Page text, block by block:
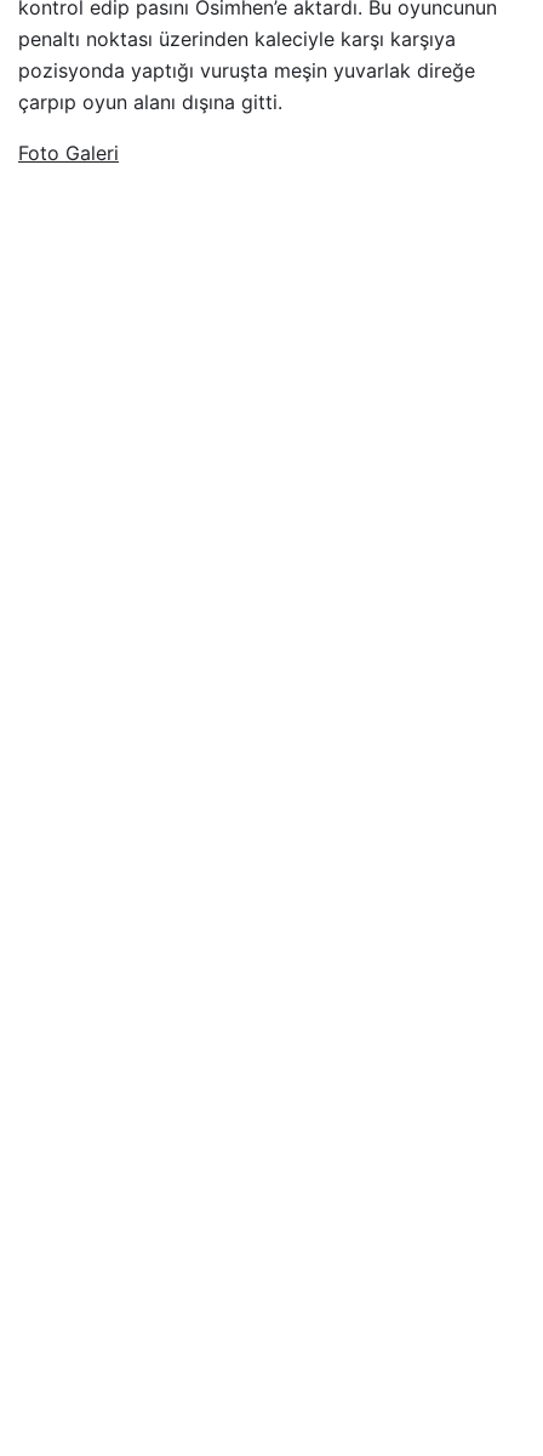
kontrol edip pasını Osimhen’e aktardı. Bu oyuncunun
penaltı noktası üzerinden kaleciyle karşı karşıya
pozisyonda yaptığı vuruşta meşin yuvarlak direğe
çarpıp oyun alanı dışına gitti.
Foto Galeri